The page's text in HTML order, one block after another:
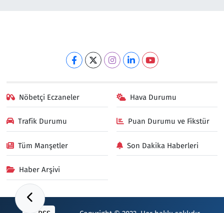
Nöbetçi Eczaneler Hava Durumu
Trafik Durumu Puan Durumu ve Fikstür
Tüm Manşetler Son Dakika Haberleri
Haber Arşivi